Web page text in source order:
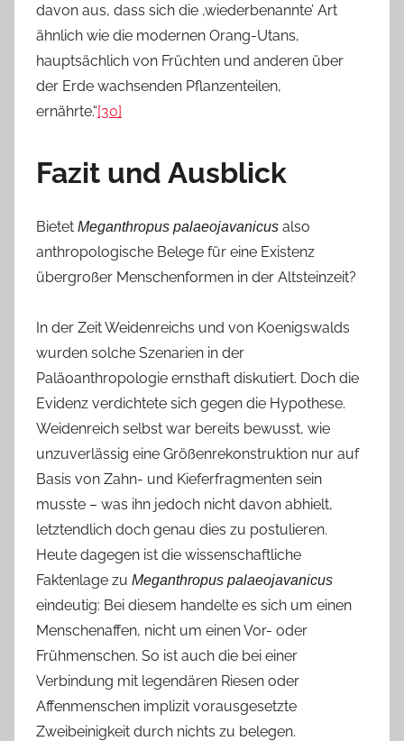
davon aus, dass sich die ‚wiederbenannte’ Art
ähnlich wie die modernen Orang-Utans,
hauptsächlich von Früchten und anderen über
der Erde wachsenden Pflanzenteilen,
ernährte.“[30]
Fazit und Ausblick
Bietet Meganthropus palaeojavanicus also
anthropologische Belege für eine Existenz
übergroßer Menschenformen in der Altsteinzeit?
In der Zeit Weidenreichs und von Koenigswalds
wurden solche Szenarien in der
Paläoanthropologie ernsthaft diskutiert. Doch die
Evidenz verdichtete sich gegen die Hypothese.
Weidenreich selbst war bereits bewusst, wie
unzuverlässig eine Größenrekonstruktion nur auf
Basis von Zahn- und Kieferfragmenten sein
musste – was ihn jedoch nicht davon abhielt,
letztendlich doch genau dies zu postulieren.
Heute dagegen ist die wissenschaftliche
Faktenlage zu Meganthropus palaeojavanicus
eindeutig: Bei diesem handelte es sich um einen
Menschenaffen, nicht um einen Vor- oder
Frühmenschen. So ist auch die bei einer
Verbindung mit legendären Riesen oder
Affenmenschen implizit vorausgesetzte
Zweibeinigkeit durch nichts zu belegen.